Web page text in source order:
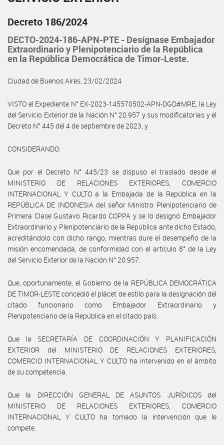
Decreto 186/2024
DECTO-2024-186-APN-PTE - Desígnase Embajador
Extraordinario y Plenipotenciario de la República
en la República Democrática de Timor-Leste.
Ciudad de Buenos Aires, 23/02/2024
VISTO el Expediente N° EX-2023-145570502-APN-DGD#MRE, la Ley
del Servicio Exterior de la Nación N° 20.957 y sus modificatorias y el
Decreto N° 445 del 4 de septiembre de 2023, y
CONSIDERANDO:
Que por el Decreto N° 445/23 se dispuso el traslado desde el
MINISTERIO DE RELACIONES EXTERIORES, COMERCIO
INTERNACIONAL Y CULTO a la Embajada de la República en la
REPÚBLICA DE INDONESIA del señor Ministro Plenipotenciario de
Primera Clase Gustavo Ricardo COPPA y se lo designó Embajador
Extraordinario y Plenipotenciario de la República ante dicho Estado,
acreditándolo con dicho rango, mientras dure el desempeño de la
misión encomendada, de conformidad con el artículo 8° de la Ley
del Servicio Exterior de la Nación N° 20.957.
Que, oportunamente, el Gobierno de la REPÚBLICA DEMOCRÁTICA
DE TIMOR-LESTE concedió el plácet de estilo para la designación del
citado funcionario como Embajador Extraordinario y
Plenipotenciario de la República en el citado país.
Que la SECRETARÍA DE COORDINACIÓN Y PLANIFICACIÓN
EXTERIOR del MINISTERIO DE RELACIONES EXTERIORES,
COMERCIO INTERNACIONAL Y CULTO ha intervenido en el ámbito
de su competencia.
Que la DIRECCIÓN GENERAL DE ASUNTOS JURÍDICOS del
MINISTERIO DE RELACIONES EXTERIORES, COMERCIO
INTERNACIONAL Y CULTO ha tomado la intervención que le
compete.